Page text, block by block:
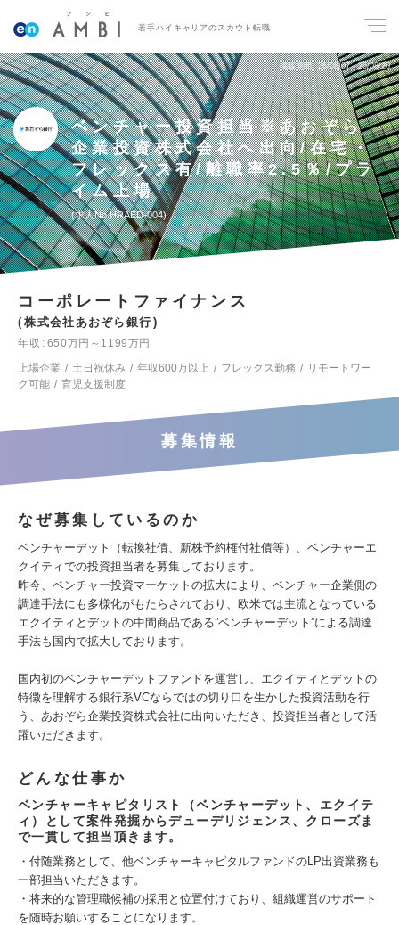
若手ハイキャリアのスカウト転職
掲載期間 26/08/07～26/08/20
ベンチャー投資担当※あおぞら
企業投資株式会社へ出向/在宅・
フレックス有/離職率2.5％/プラ
イム上場
求人No.HRAED-004
コーポレートファイナンス
株式会社あおぞら銀行
年収
650万円～1199万円
上場企業
土日祝休み 年収600万以上 フレックス勤務
リモートワー
ク可能
育児支援制度
募集情報
なぜ募集しているのか
ベンチャーデット（転換社債、新株予約権付社債等）、ベンチャーエ
クイティでの投資担当者を募集しております。
昨今、ベンチャー投資マーケットの拡大により、ベンチャー企業側の
調達手法にも多様化がもたらされており、欧米では主流となっている
エクイティとデットの中間商品である”ベンチャーデット”による調達
手法も国内で拡大しております。
国内初のベンチャーデットファンドを運営し、エクイティとデットの
特徴を理解する銀行系VCならではの切り口を生かした投資活動を行
う、あおぞら企業投資株式会社に出向いただき、投資担当者として活
躍いただきます。
どんな仕事か
ベンチャーキャピタリスト（ベンチャーデット、エクイテ
ィ）として案件発掘からデューデリジェンス、クローズま
で一貫して担当頂きます。
・付随業務として、他ベンチャーキャピタルファンドのLP出資業務も
一部担当いただきます。
・将来的な管理職候補の採用と位置付けており、組織運営のサポート
を随時お願いすることになります。